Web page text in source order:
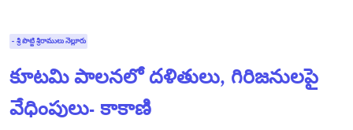
- శ్రీ పొట్టి శ్రీరాములు నెల్లూరు
కూటమి పాలనలో దళితులు, గిరిజనులపై
వేధింపులు- కాకాణి